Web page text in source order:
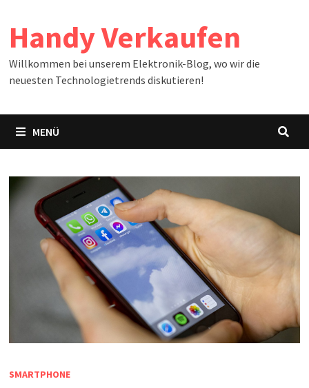
Inhalt
springen
Handy Verkaufen
Willkommen bei unserem Elektronik-Blog, wo wir die
neuesten Technologietrends diskutieren!
MENÜ
SMARTPHONE